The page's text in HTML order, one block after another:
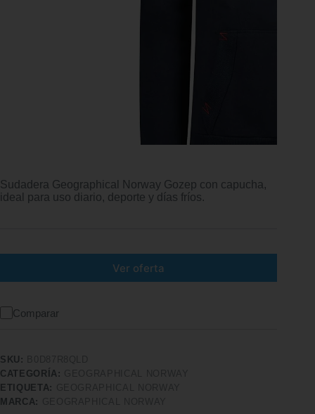
Sudadera Geographical Norway Gozep con capucha,
ideal para uso diario, deporte y días fríos.
Ver oferta
Comparar
SKU:
CATEGORÍA:
ETIQUETA:
MARCA: